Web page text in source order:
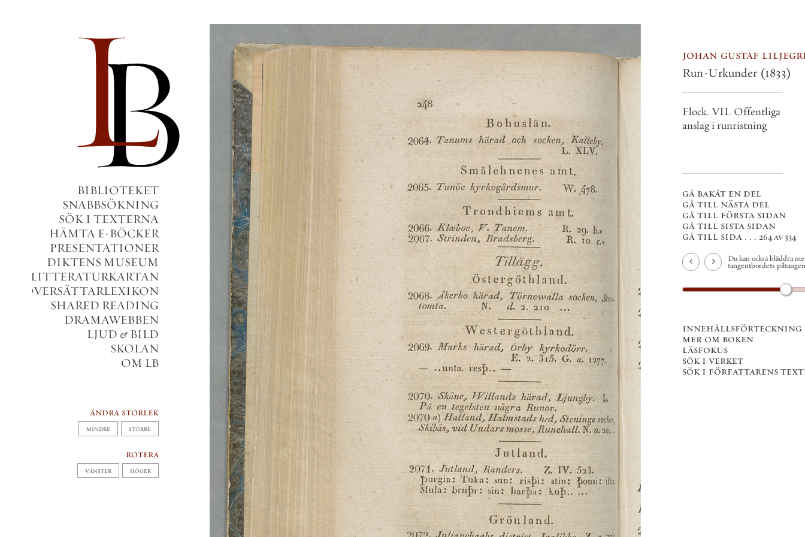
BIBLIOTEKET
SNABBSÖKNING
SÖK I TEXTERNA
HÄMTA E-BÖCKER
PRESENTATIONER
DIKTENS MUSEUM
SHARED READING
DRAMAWEBBEN
&BILD
SKOLAN
OM LB
ändra storlek
STÖRRE
HÖGER
johan gustaf liljegren
Run-Urkunder(1833)
Flock. VII. Offentliga
anslag i runristning
gå bakåt en del
gå till nästa del
gå till första sidan
gå till sista sidan
gå till sida . . .264 av 334
Du kan också bläddra med
tangentbordets piltangenter.
innehållsförteckning
mer om boken
läsfokus
sök i verket
sök i författarens texter